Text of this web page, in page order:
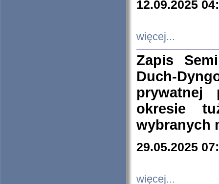
12.09.2025
więcej...
Zapis
Duch-
prywatnej
okresie
wybranych
29.05.2025
więcej...